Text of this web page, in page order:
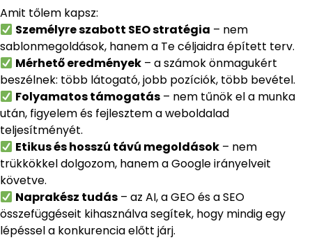
Amit tőlem kapsz:
Személyre szabott SEO stratégia – nem
sablonmegoldások, hanem a Te céljaidra épített terv.
Mérhető eredmények – a számok önmagukért
beszélnek: több látogató, jobb pozíciók, több bevétel.
Folyamatos támogatás – nem tűnök el a munka
után, figyelem és fejlesztem a weboldalad
teljesítményét.
Etikus és hosszú távú megoldások – nem
trükkökkel dolgozom, hanem a Google irányelveit
követve.
Naprakész tudás – az AI, a GEO és a SEO
összefüggéseit kihasználva segítek, hogy mindig egy
lépéssel a konkurencia előtt járj.